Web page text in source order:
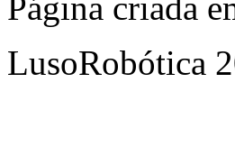
LusoRobótica